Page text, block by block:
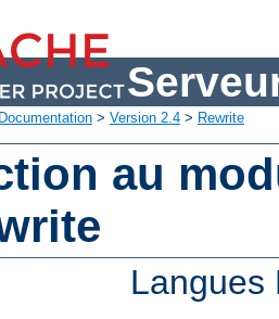
Documentation > Version 2.4 > Rewrite
au